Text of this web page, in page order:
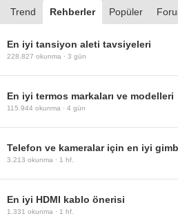
Trend Rehberler Popüler
En iyi tansiyon aleti tavsiyeleri
228.827 okunma · 3 gün
En iyi termos markaları ve modelleri
115.944 okunma · 4 gün
Telefon ve kameralar için en iyi
3.213 okunma · 1 hf.
En iyi HDMI kablo önerisi
1.331 okunma · 1 hf.